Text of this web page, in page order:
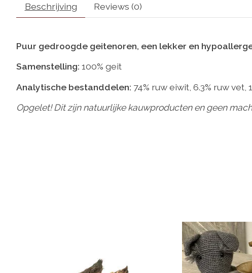
Beschrijving Reviews (0)
Puur gedroogde geitenoren, een lekker en
Samenstelling: 100% geit
Analytische bestanddelen: 74% ruw eiwit, 6.3% ruw vet,
Opgelet! Dit zijn natuurlijke kauwproducten en geen